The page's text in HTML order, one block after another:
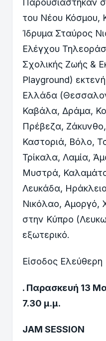
Παρουσιάστηκαν
του Νέου Κόσμου,
Ίδρυμα Σταύρος
Ελέγχου
Σχολικής Ζωής &
Playground)
Ελλάδα
Καβάλα, Δράμα,
Πρέβεζα,
Καστοριά, Βόλο,
Τρίκαλα, Λαμία,
Μυστρά,
Λευκάδα,
Νικόλαο, Αμοργό,
στην Κύπρο
εξωτερικό.
Είσοδος Ελεύθερη
. Παρασκευή 13
7.30 μ.μ.
JAM SESSION